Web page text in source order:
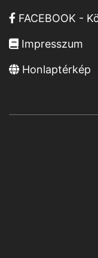
FACEBOOK -
Impresszum
Honlaptérkép